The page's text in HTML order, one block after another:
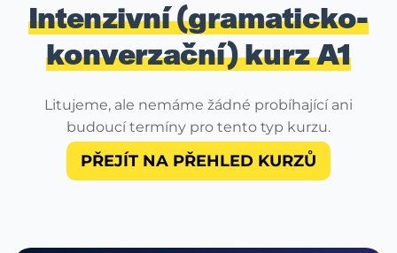
Intenzivní (gramaticko-
konverzační) kurz A1
Litujeme, ale nemáme žádné probíhající ani
budoucí termíny pro tento typ kurzu.
PŘEJÍT NA PŘEHLED KURZŮ